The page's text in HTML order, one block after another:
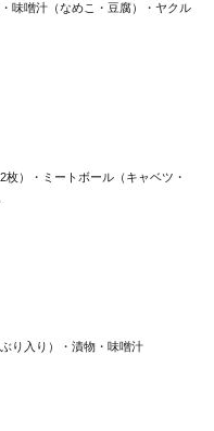
味噌汁（なめこ・ 豆腐）・ヤクル
枚）・ ミートボール（キャベツ・
り入り）・漬物・ 味噌汁